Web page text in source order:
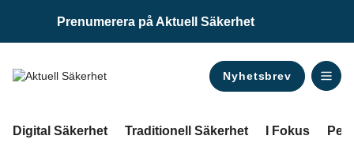
Prenumerera på Aktuell Säkerhet
Nyhetsbrev
Digital Säkerhet Traditionell Säkerhet I Fokus